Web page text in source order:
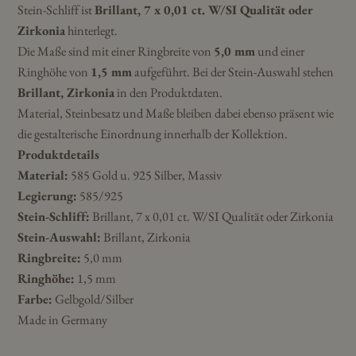
Stein-Schliff istBrillant, 7 x 0,01 ct. W/SI Qualität oder
Zirkoniahinterlegt.
Die Maße sind mit einer Ringbreite von 5,0 mmund einer
Ringhöhe von 1,5 mmaufgeführt. Bei der Stein-Auswahl stehen
Brillant, Zirkoniain den Produktdaten.
Material, Steinbesatz und Maße bleiben dabei ebenso präsent wie
die gestalterische Einordnung innerhalb der Kollektion.
Produktdetails
Material: 585 Gold u. 925 Silber, Massiv
Legierung: 585/925
Stein-Schliff: Brillant, 7 x 0,01 ct. W/SI Qualität oder Zirkonia
Stein-Auswahl: Brillant, Zirkonia
Ringbreite: 5,0 mm
Ringhöhe: 1,5 mm
Farbe: Gelbgold/Silber
Made in Germany